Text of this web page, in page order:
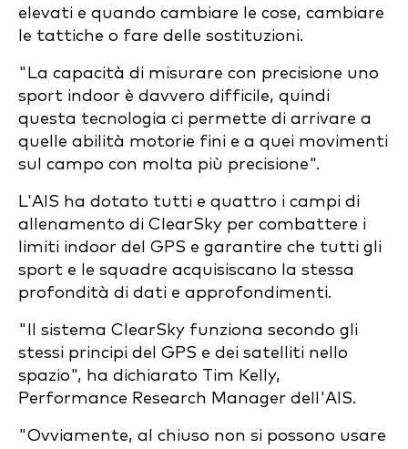
elevati e quando cambiare le cose, cambiare
le tattiche o fare delle sostituzioni.
"La capacità di misurare con precisione uno
sport indoor è davvero difficile, quindi
questa tecnologia ci permette di arrivare a
quelle abilità motorie fini e a quei movimenti
sul campo con molta più precisione".
L'AIS ha dotato tutti e quattro i campi di
allenamento di ClearSky per combattere i
limiti indoor del GPS e garantire che tutti gli
sport e le squadre acquisiscano la stessa
profondità di dati e approfondimenti.
"Il sistema ClearSky funziona secondo gli
stessi principi del GPS e dei satelliti nello
spazio", ha dichiarato Tim Kelly,
Performance Research Manager dell'AIS.
"Ovviamente, al chiuso non si possono usare